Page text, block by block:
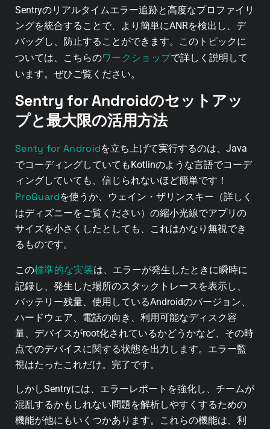
Sentryのリアルタイムエラー追跡と高度なプロファイリ
ングを統合することで、より簡単にANRを検出し、デ
バッグし、防止することができます。このトピックに
ついては、こちらのワークショップで詳しく説明して
います。ぜひご覧ください。
Sentry for Androidのセットアッ
プと最大限の活用方法
Senty for Androidを立ち上げて実行するのは、Java
でコーディングしていてもKotlinのような言語でコーデ
ィングしていても、信じられないほど簡単です！
ProGuardを使うか、ウェイン・ザリンスキー（詳しく
はディズニーをご覧ください）の縮小光線でアプリの
サイズを小さくしたとしても、これはかなり無視でき
るものです。
この標準的な実装は、エラーが発生したときに瞬時に
記録し、発生した場所のスタックトレースを表示し、
バッテリー残量、使用しているAndroidのバージョン、
ハードウェア、電話の向き、利用可能なディスク容
量、デバイスがroot化されているかどうかなど、その時
点でのデバイスに関する状態を出力します。エラー監
視はたったこれだけ。完了です。
しかしSentryには、エラーレポートを強化し、チームが
混乱するかもしれない問題を解析しやすくするための
機能が他にもいくつかあります。これらの機能は、利